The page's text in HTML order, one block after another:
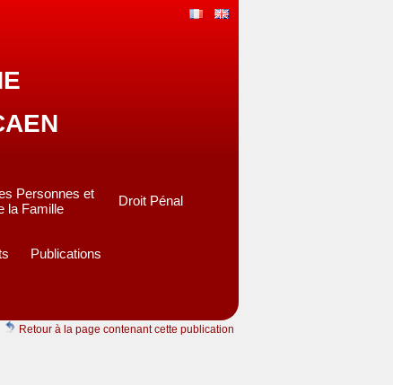
Personnes et
la Famille
Droit Pénal
Publications
Retour à la page contenant cette publication